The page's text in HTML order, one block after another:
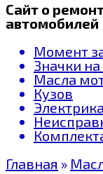
Сайт о
автомобилей
Момент
Значки
Масла
Кузов
Главная »